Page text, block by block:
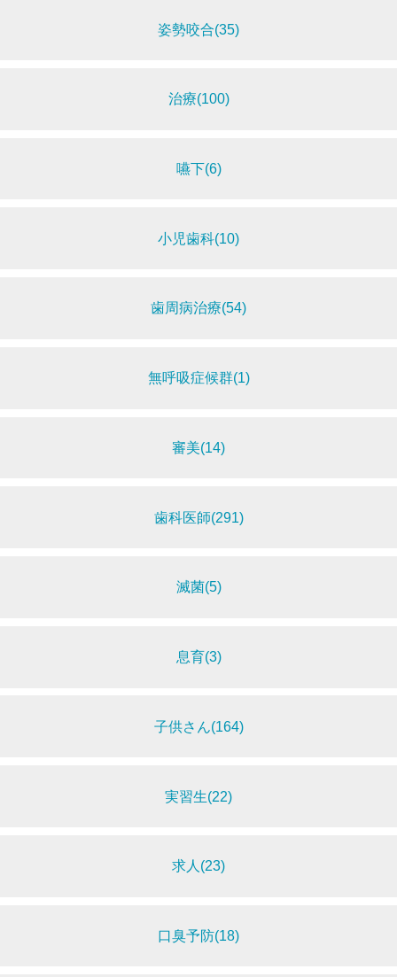
姿勢咬合(35)
治療(100)
嚥下(6)
小児歯科(10)
歯周病治療(54)
無呼吸症候群(1)
審美(14)
歯科医師(291)
滅菌(5)
息育(3)
子供さん(164)
実習生(22)
求人(23)
口臭予防(18)